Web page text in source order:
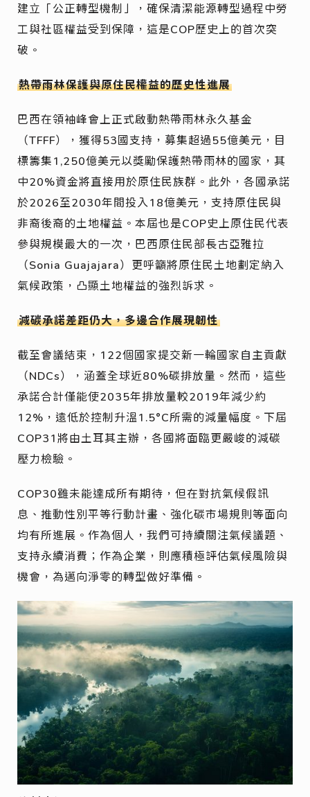
建立「公正轉型機制」，確保清潔能源轉型過程中勞
工與社區權益受到保障，這是COP歷史上的首次突
破。
熱帶雨林保護與原住民權益的歷史性進展
巴西在領袖峰會上正式啟動熱帶雨林永久基金
（TFFF），獲得53國支持，募集超過55億美元，目
標籌集1,250億美元以獎勵保護熱帶雨林的國家，其
中20%資金將直接用於原住民族群。此外，各國承諾
於2026至2030年間投入18億美元，支持原住民與
非裔後裔的土地權益。本屆也是COP史上原住民代表
參與規模最大的一次，巴西原住民部長古亞雅拉
（Sonia Guajajara）更呼籲將原住民土地劃定納入
氣候政策，凸顯土地權益的強烈訴求。
減碳承諾差距仍大，多邊合作展現韌性
截至會議結束，122個國家提交新一輪國家自主貢獻
（NDCs），涵蓋全球近80%碳排放量。然而，這些
承諾合計僅能使2035年排放量較2019年減少約
12%，遠低於控制升溫1.5°C所需的減量幅度。下屆
COP31將由土耳其主辦，各國將面臨更嚴峻的減碳
壓力檢驗。
COP30雖未能達成所有期待，但在對抗氣候假訊
息、推動性別平等行動計畫、強化碳市場規則等面向
均有所進展。作為個人，我們可持續關注氣候議題、
支持永續消費；作為企業，則應積極評估氣候風險與
機會，為邁向淨零的轉型做好準備。